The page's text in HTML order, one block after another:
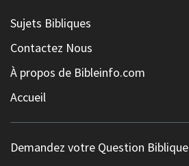
Sujets Bibliques
Contactez Nous
À propos de Bibleinfo.com
Accueil
Demandez votre Question Biblique